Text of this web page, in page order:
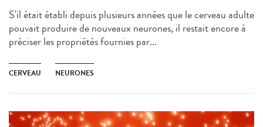
S'il était établi depuis plusieurs années que le cerveau adulte
pouvait produire de nouveaux neurones, il restait encore à
préciser les propriétés fournies par...
CERVEAU NEURONES